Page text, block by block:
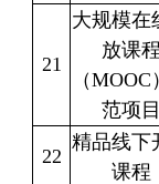
21
大规模在
放课程
（MOOC
范项目
22
精品线下
课程